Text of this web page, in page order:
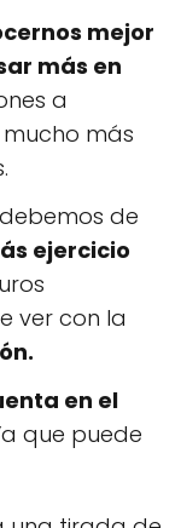
mejor
más en
a
más
debemos de
ejercicio
ver con la
en el
que puede